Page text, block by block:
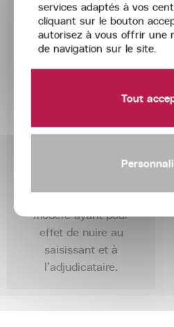
Acta
l’importance du
cahier des charges,
tant dans sa
rédaction que dans
la possibilité au saisi
au
avec un loyer
modéré ayant pour
effet de nuire au
saisissant et à
l’adjudicataire.
services adaptés à vos
cliquant sur le bouton
autorisez à vous offrir une
de navigation sur le site.
Tout